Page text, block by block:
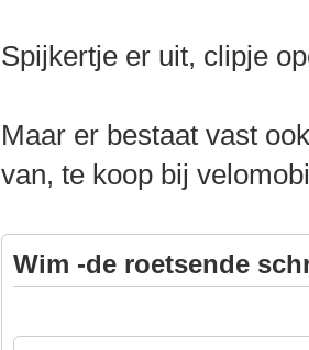
Spijkertje er uit, clipje
Maar er bestaat vast
van, te koop bij
Wim -de roetsende